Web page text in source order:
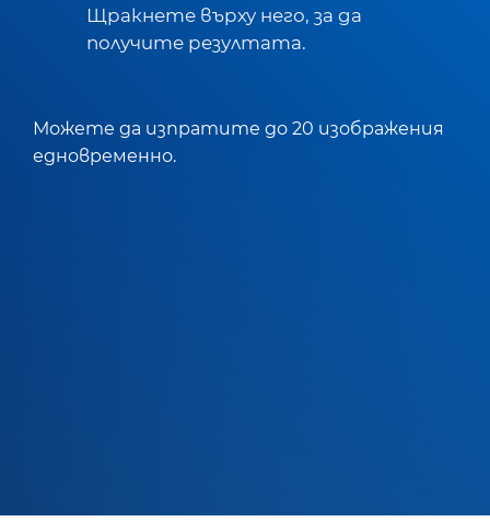
Щракнете върху него, за да
получите резултата.
Можете да изпратите до 20 изображения
едновременно.